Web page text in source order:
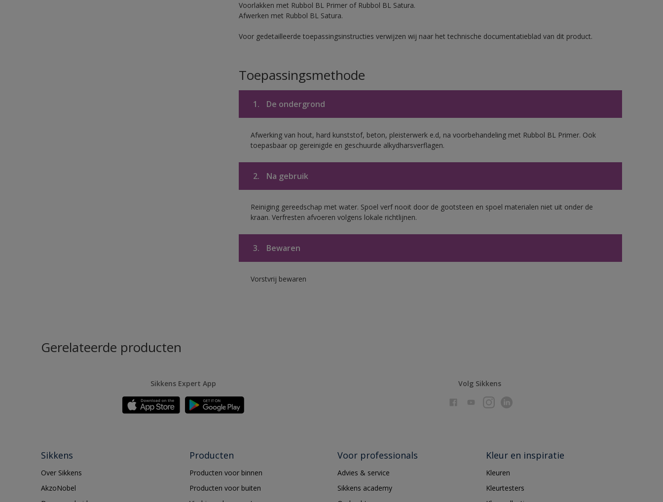
Voorlakken met Rubbol BL Primer of Rubbol BL Satura.
Afwerken met Rubbol BL Satura.
Voor gedetailleerde toepassingsinstructies verwijzen wij naar het technische documentatieblad van dit product.
Toepassingsmethode
1. De ondergrond
Afwerking van hout, hard kunststof, beton, pleisterwerk e.d, na voorbehandeling met Rubbol BL Primer. Ook
toepasbaar op gereinigde en geschuurde alkydharsverflagen.
2. Na gebruik
Reiniging gereedschap met water. Spoel verf nooit door de gootsteen en spoel materialen niet uit onder de
kraan. Verfresten afvoeren volgens lokale richtlijnen.
3. Bewaren
Vorstvrij bewaren
Gerelateerde producten
Sikkens Expert App Volg Sikkens
Sikkens
Over Sikkens
AkzoNobel
Producten
Producten voor binnen
Producten voor buiten
Voor professionals
Advies & service
Sikkens academy
Kleur en inspiratie
Kleuren
Kleurtesters